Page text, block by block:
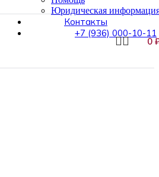
Юридическая
Контакты
+7 (936) 000-10-11
0